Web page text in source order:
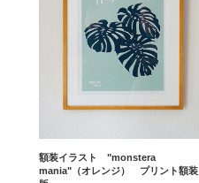
額装イラスト "monstera
mania"（オレンジ） プリント額装